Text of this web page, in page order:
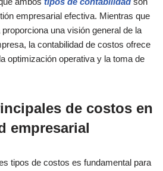
empresarial efectiva. Mientras que
una visión general de la
la contabilidad de costos ofrece
optimización operativa y la toma de
de costos en
empresarial
tipos de costos es fundamental para